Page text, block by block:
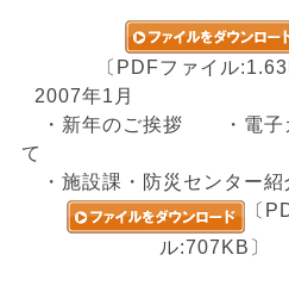
〔PDFファイル
2007年1月
・新年のご挨拶 ・電子
て
・施設課・防災センター紹
〔
ル:707KB〕